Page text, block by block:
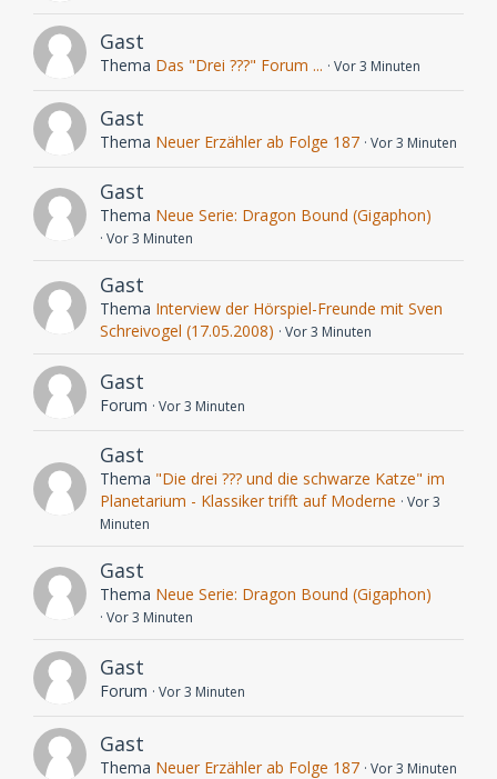
Gast
Thema Das "Drei ???" Forum ... Vor 3 Minuten
Gast
Thema Neuer Erzähler ab Folge 187 Vor 3 Minuten
Gast
Thema Neue Serie: Dragon Bound (Gigaphon)
Vor 3 Minuten
Gast
Thema Interview der Hörspiel-Freunde mit Sven
Schreivogel (17.05.2008)
Vor 3 Minuten
Gast
Forum Vor 3 Minuten
Gast
Thema "Die drei ??? und die schwarze Katze" im
Planetarium - Klassiker trifft auf Moderne
Vor 3
Minuten
Gast
Thema Neue Serie: Dragon Bound (Gigaphon)
Vor 3 Minuten
Gast
Forum Vor 3 Minuten
Gast
Thema Neuer Erzähler ab Folge 187 Vor 3 Minuten